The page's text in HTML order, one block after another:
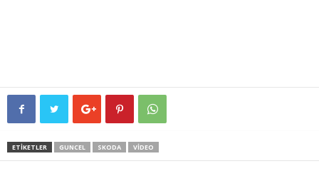
ETIKETLER GUNCEL SKODA VIDEO